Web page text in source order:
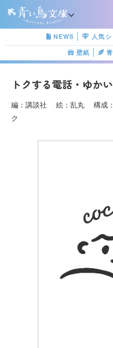
NEWS 人気
壁紙
トクする電話・ゆか
編：講談社 絵：乱丸 構成
ク